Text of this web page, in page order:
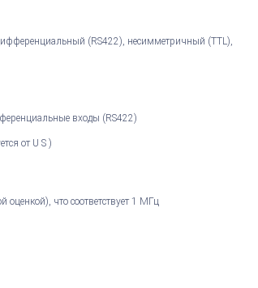
(RS422), несимметричный (TTL),
входы (RS422)
от U S )
что соответствует 1 МГц